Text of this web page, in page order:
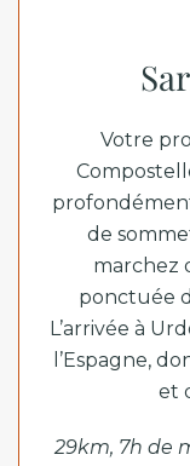
Votre
de
marchez
ponctuée
L’arrivée à
l’Espagne,
et
29km, 7h de